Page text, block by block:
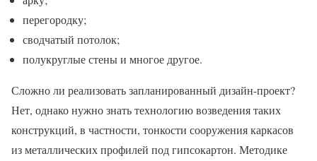
перегородку;
сводчатый потолок;
полукруглые стены и многое другое.
Сложно ли реализовать запланированный дизайн-проект?
Нет, однако нужно знать технологию возведения таких
конструкций, в частности, тонкости сооружения каркасов
из металлических профилей под гипсокартон. Методике